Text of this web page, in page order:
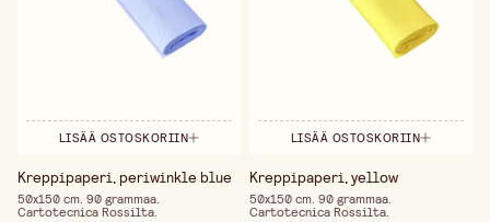
LISÄÄ OSTOSKORIIN
Kreppipaperi, periwinkle blue
50x150 cm. 90 grammaa.
Cartotecnica Rossilta.
LISÄÄ OSTOSKORIIN
Kreppipaperi, yellow
50x150 cm. 90 grammaa.
Cartotecnica Rossilta.